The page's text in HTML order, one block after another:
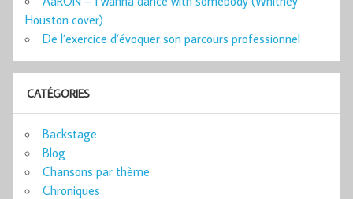
Houston cover)
De l’exercice d’évoquer son parcours professionnel
CATÉGORIES
Backstage
Blog
Chansons par thème
Chroniques